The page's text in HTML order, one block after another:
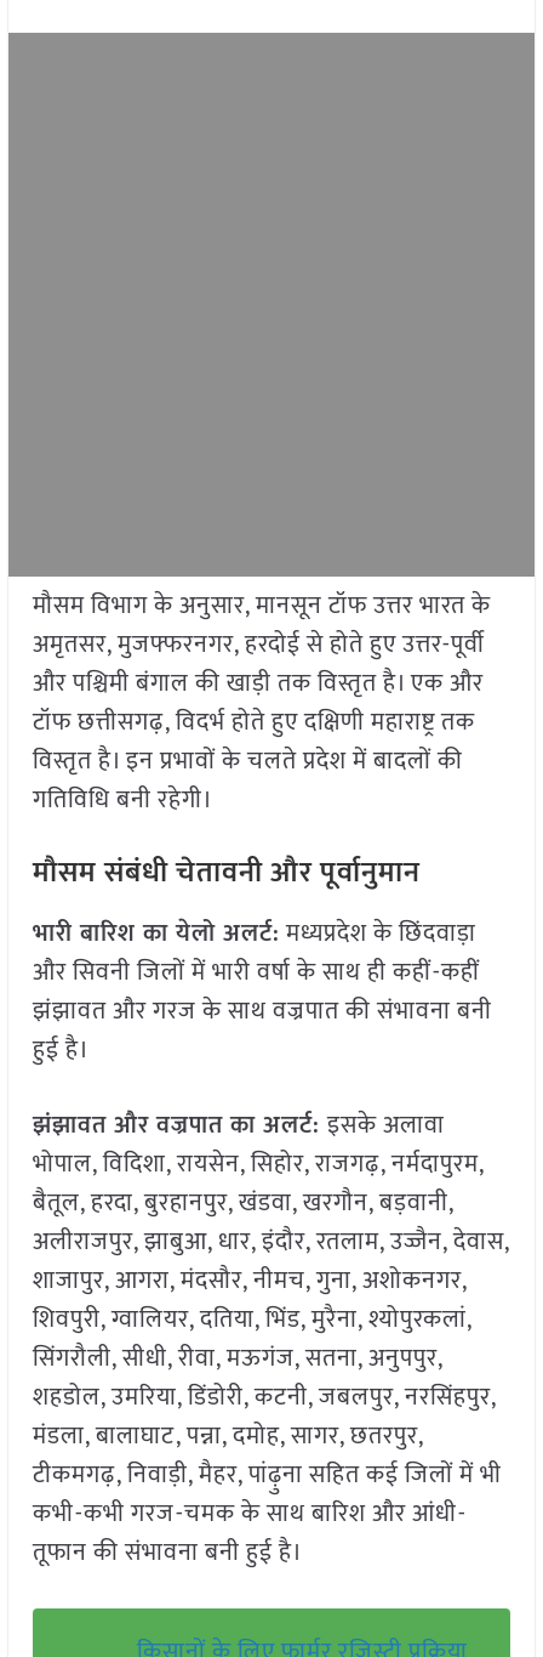
मौसम विभाग के अनुसार, मानसून टॉफ उत्तर भारत के
अमृतसर, मुजफ्फरनगर, हरदोई से होते हुए उत्तर-पूर्वी
और पश्चिमी बंगाल की खाड़ी तक विस्तृत है। एक और
टॉफ छत्तीसगढ़, विदर्भ होते हुए दक्षिणी महाराष्ट्र तक
विस्तृत है। इन प्रभावों के चलते प्रदेश में बादलों की
गतिविधि बनी रहेगी।
मौसम संबंधी चेतावनी और पूर्वानुमान
भारी बारिश का येलो अलर्ट:मध्यप्रदेश के छिंदवाड़ा
और सिवनी जिलों में भारी वर्षा के साथ ही कहीं-कहीं
झंझावत और गरज के साथ वज्रपात की संभावना बनी
हुई है।
झंझावत और वज्रपात का अलर्ट:इसके अलावा
भोपाल, विदिशा, रायसेन, सिहोर, राजगढ़, नर्मदापुरम,
बैतूल, हरदा, बुरहानपुर, खंडवा, खरगौन, बड़वानी,
अलीराजपुर, झाबुआ, धार, इंदौर, रतलाम, उज्जैन, देवास,
शाजापुर, आगरा, मंदसौर, नीमच, गुना, अशोकनगर,
शिवपुरी, ग्वालियर, दतिया, भिंड, मुरैना, श्योपुरकलां,
सिंगरौली, सीधी, रीवा, मऊगंज, सतना, अनुपपुर,
शहडोल, उमरिया, डिंडोरी, कटनी, जबलपुर, नरसिंहपुर,
मंडला, बालाघाट, पन्ना, दमोह, सागर, छतरपुर,
टीकमगढ़, निवाड़ी, मैहर, पांढ़ुना सहित कई जिलों में भी
कभी-कभी गरज-चमक के साथ बारिश और आंधी-
तूफान की संभावना बनी हुई है।